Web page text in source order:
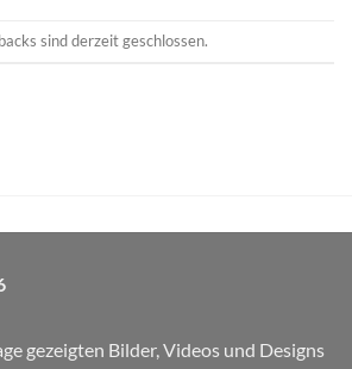
sind derzeit geschlossen.
gezeigten Bilder, Videos und Designs